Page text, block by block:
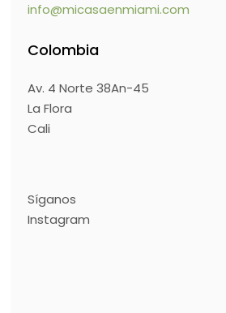
info@micasaenmiami.com
Colombia
Av. 4 Norte 38An-45
La Flora
Cali
Síganos
Instagram